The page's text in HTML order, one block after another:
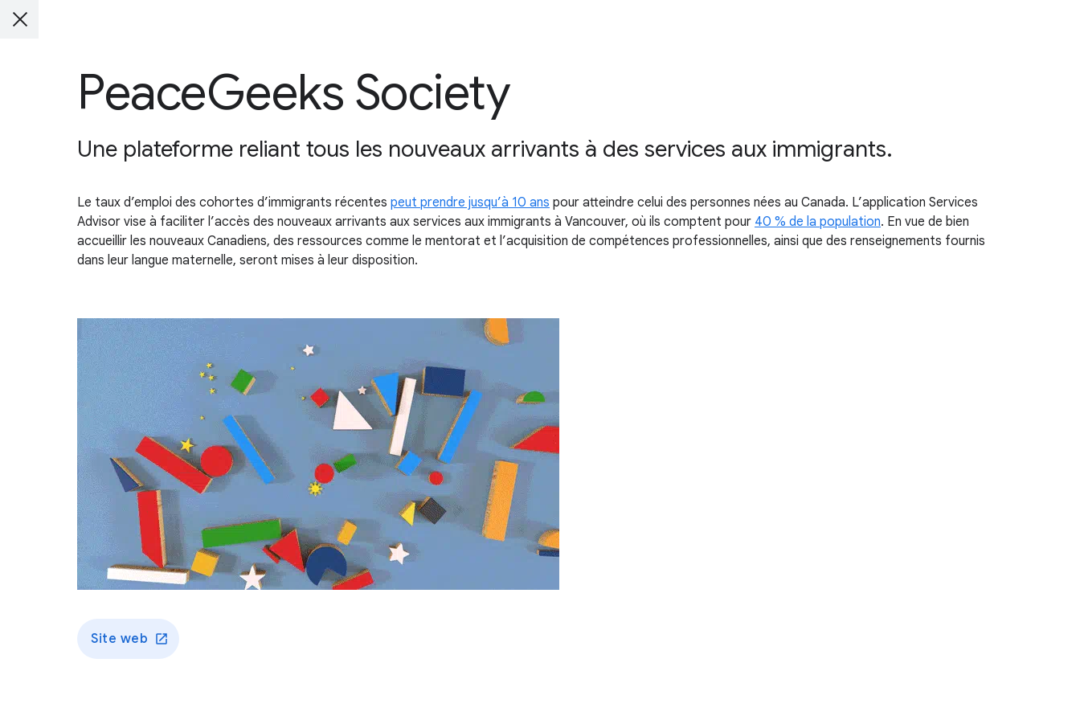
PeaceGeeks Society
Une plateforme reliant tous les nouveaux arrivants à des services aux immigrants.
Le taux d’emploi des cohortes d’immigrants récentes peut prendre jusqu’à 10 ans pour atteindre celui des personnes nées au Canada. L’application Services
Advisor vise à faciliter l’accès des nouveaux arrivants aux services aux immigrants à Vancouver, où ils comptent pour 40 % de la population. En vue de bien
accueillir les nouveaux Canadiens, des ressources comme le mentorat et l’acquisition de compétences professionnelles, ainsi que des renseignements fournis
dans leur langue maternelle, seront mises à leur disposition.
Site web